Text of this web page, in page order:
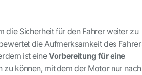
die Sicherheit für den Fahrer weiter zu
bewertet die Aufmerksamkeit des
ist eineVorbereitung für eine
können, mit dem der Motor nur nach